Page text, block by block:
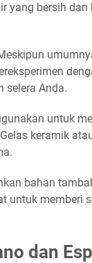
yang bersih
selera Anda.
untuk
keramik
bahan
untuk memberi
dan